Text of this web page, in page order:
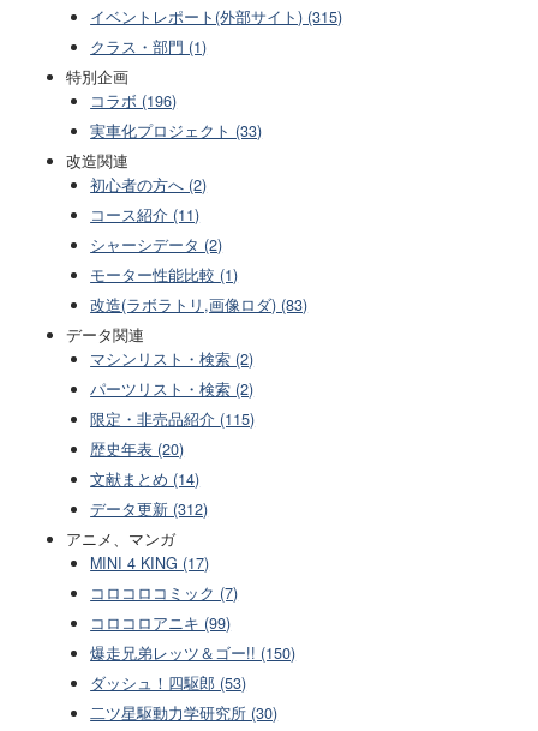
イベントレポート(外部サイト) (315)
クラス・部門 (1)
特別企画
コラボ (196)
実車化プロジェクト (33)
改造関連
初心者の方へ (2)
コース紹介 (11)
シャーシデータ (2)
モーター性能比較 (1)
改造(ラボラトリ,画像ロダ) (83)
データ関連
マシンリスト・検索 (2)
パーツリスト・検索 (2)
限定・非売品紹介 (115)
歴史年表 (20)
文献まとめ (14)
データ更新 (312)
アニメ、マンガ
MINI 4 KING (17)
コロコロコミック (7)
コロコロアニキ (99)
爆走兄弟レッツ＆ゴー!! (150)
ダッシュ！四駆郎 (53)
二ツ星駆動力学研究所 (30)